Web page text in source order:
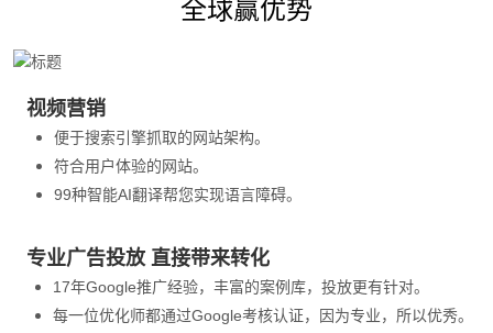
全球赢优势
视频营销
便于搜索引擎抓取的网站架构。
符合用户体验的网站。
99种智能AI翻译帮您实现语言障碍。
专业广告投放 直接带来转化
17年Google推广经验，丰富的案例库，投放更有针对。
每一位优化师都通过Google考核认证，因为专业，所以优秀。